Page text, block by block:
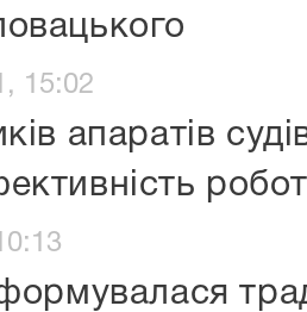
15:02
апаратів